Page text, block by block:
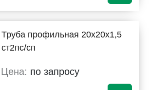
Труба профильная 20х20х1,5
ст2пс/сп
по запросу